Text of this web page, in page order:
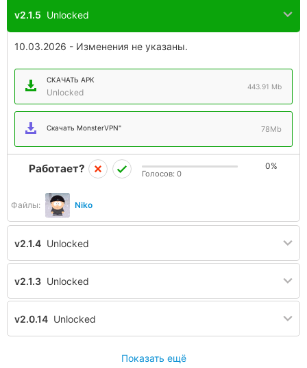
v2.1.5 Unlocked
10.03.2026 - Изменения не указаны.
СКАЧАТЬ APK
Unlocked
443.91 Mb
Скачать MonsterVPN" 78Mb
Файлы: Niko
Работает? 0%
Голосов: 0
v2.1.4 Unlocked
v2.1.3 Unlocked
v2.0.14 Unlocked
Показать ещё